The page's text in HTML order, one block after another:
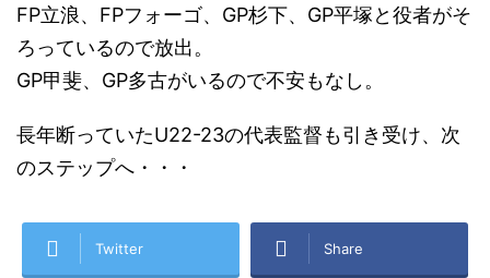
FP立浪、FPフォーゴ、GP杉下、GP平塚と役者がそ
ろっているので放出。
GP甲斐、GP多古がいるので不安もなし。
長年断っていたU22-23の代表監督も引き受け、次
のステップへ・・・
Twitter Share